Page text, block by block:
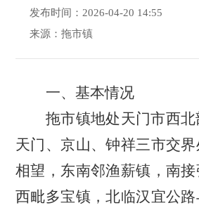
发布时间：2026-04-20 14:55
来源：拖市镇
一、基本情况
拖市镇地处天门市西
天门、京山、钟祥三市交
相望，东南邻渔薪镇，南
西毗多宝镇，北临汉宜公